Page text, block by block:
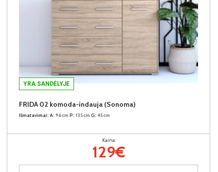
YRA SANDĖLYJE
FRIDA 02 komoda-indauja (Sonoma)
Išmatavimai: A: 96cm P: 135cm G: 45cm
Kaina:
129€